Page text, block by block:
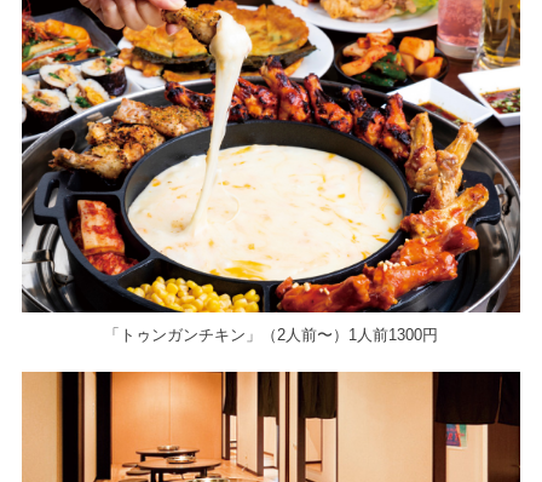
「トゥンガンチキン」（2人前〜）1人前1300円